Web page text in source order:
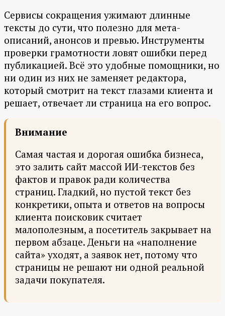
Сервисы сокращения ужимают длинные
тексты до сути, что полезно для мета-
описаний, анонсов и превью. Инструменты
проверки грамотности ловят ошибки перед
публикацией. Всё это удобные помощники, но
ни один из них не заменяет редактора,
который смотрит на текст глазами клиента и
решает, отвечает ли страница на его вопрос.
Внимание
Самая частая и дорогая ошибка бизнеса,
это залить сайт массой ИИ-текстов без
фактов и правок ради количества
страниц. Гладкий, но пустой текст без
конкретики, опыта и ответов на вопросы
клиента поисковик считает
малополезным, а посетитель закрывает на
первом абзаце. Деньги на «наполнение
сайта» уходят, а заявок нет, потому что
страницы не решают ни одной реальной
задачи покупателя.